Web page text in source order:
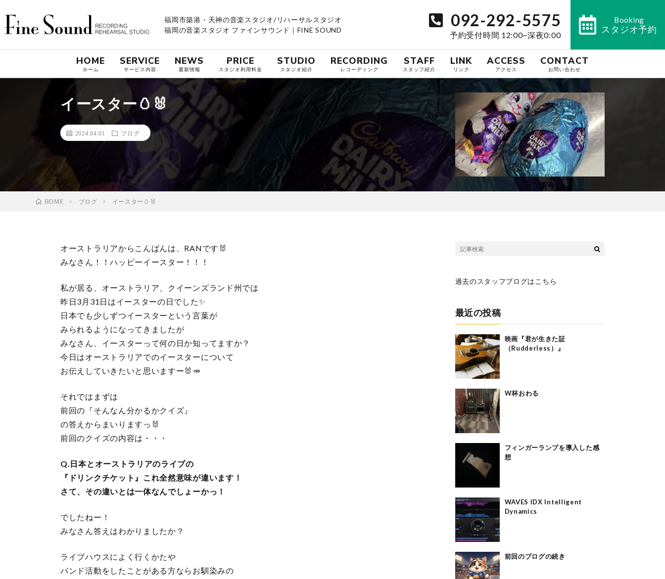
福岡市築港・天神の音楽スタジオ/リハーサルスタジオ
福岡の音楽スタジオ ファインサウンド｜FINE SOUND
092-292-5575
予約受付時間 12:00~深夜0:00
Booking
スタジオ予約
HOME
ホーム
SERVICE
サービス内容
NEWS
最新情報
PRICE
スタジオ利用料金
STUDIO
スタジオ紹介
RECORDING
レコーディング
STAFF
スタッフ紹介
LINK
リンク
ACCESS
アクセス
CONTACT
お問い合わせ
イースター🥚🐰
2024.04.01 ブログ
HOME ブログ イースター🥚🐰
オーストラリアからこんばんは、RANです🐰
みなさん！！ハッピーイースター！！！
私が居る、オーストラリア、クイーンズランド州では
昨日3月31日はイースターの日でした✨
日本でも少しずつイースターという言葉が
みられるようになってきましたが
みなさん、イースターって何の日か知ってますか？
今日はオーストラリアでのイースターについて
お伝えしていきたいと思いますー🐰🥕
それではまずは
前回の『そんなん分かるかクイズ』
の答えからまいりますっ🐰
前回のクイズの内容は・・・
Q.日本とオーストラリアのライブの
『ドリンクチケット』これ全然意味が違います！
さて、その違いとは一体なんでしょーかっ！
でしたねー！
みなさん答えはわかりましたか？
ライブハウスによく行くかたや
バンド活動をしたことがある方ならお馴染みの
過去のスタッフブログはこちら
最近の投稿
映画『君が生きた証
（Rudderless）』
W杯おわる
フィンガーランプを導入した感
想
WAVES IDX Intelligent
Dynamics
前回のブログの続き